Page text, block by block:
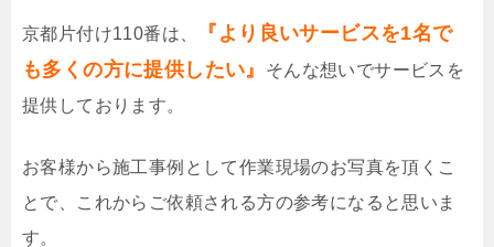
京都片付け110番は、
『より良いサービスを1名で
も多くの方に提供したい』
そんな想いでサービスを
提供しております。
お客様から施工事例として作業現場のお写真を頂くこ
とで、これからご依頼される方の参考になると思いま
す。